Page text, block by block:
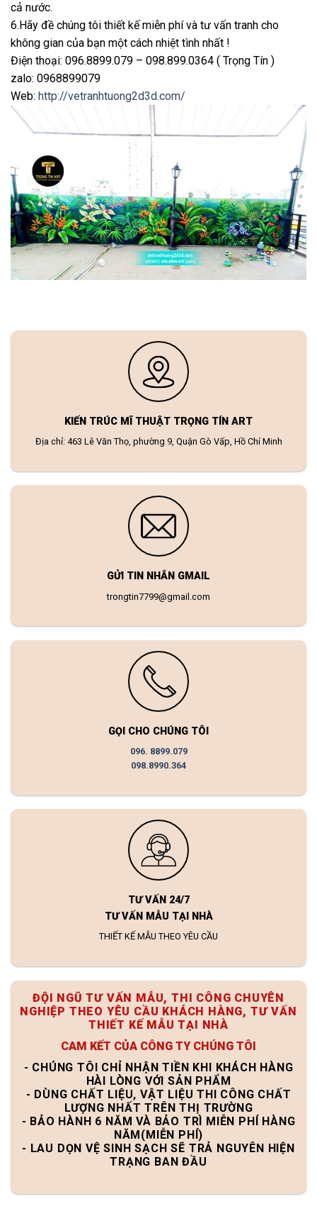
cả nước.
6.Hãy đề chúng tôi thiết kế miễn phí và tư vấn tranh cho
không gian của bạn một cách nhiệt tình nhất !
Điện thoại: 096.8899.079 – 098.899.0364 ( Trọng Tín )
zalo: 0968899079
Web: http://vetranhtuong2d3d.com/
KIẾN TRÚC MĨ THUẬT TRỌNG TÍN ART
Địa chỉ: 463 Lê Văn Thọ, phường 9, Quận Gò Vấp, Hồ Chí Minh
GỬI TIN NHẮN GMAIL
trongtin7799@gmail.com
GỌI CHO CHÚNG TÔI
096. 8899.079
098.8990.364
TƯ VẤN 24/7
TƯ VẤN MẪU TẠI NHÀ
THIẾT KẾ MẪU THEO YÊU CẦU
ĐỘI NGŨ TƯ VẤN MẪU, THI CÔNG CHUYÊN
NGHIỆP THEO YÊU CẦU KHÁCH HÀNG, TƯ VẤN
THIẾT KẾ MẪU TẠI NHÀ
CAM KẾT CỦA CÔNG TY CHÚNG TÔI
- CHÚNG TÔI CHỈ NHẬN TIỀN KHI KHÁCH HÀNG
HÀI LÒNG VỚI SẢN PHẨM
- DÙNG CHẤT LIỆU, VẬT LIỆU THI CÔNG CHẤT
LƯỢNG NHẤT TRÊN THỊ TRƯỜNG
- BẢO HÀNH 6 NĂM VÀ BẢO TRÌ MIỄN PHÍ HÀNG
NĂM(MIỄN PHÍ)
- LAU DỌN VỆ SINH SẠCH SẼ TRẢ NGUYÊN HIỆN
TRẠNG BAN ĐẦU